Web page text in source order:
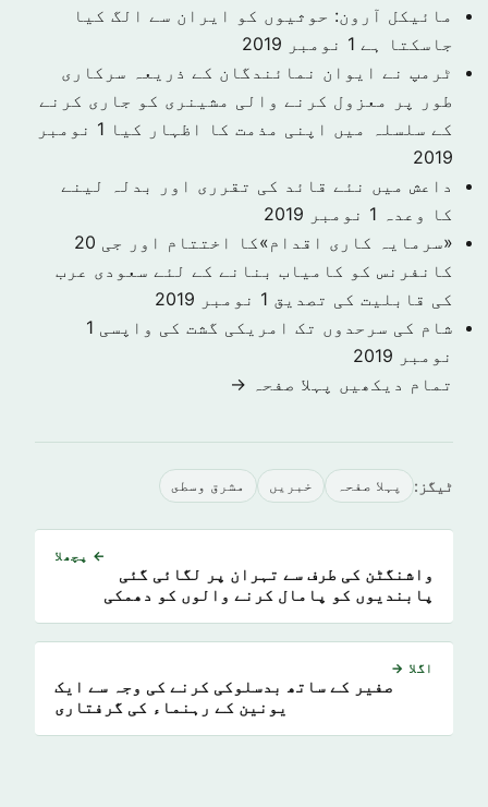
مائیکل آرون: حوثیوں کو ایران سے الگ کیا
جاسکتا ہے 1 نومبر 2019
ٹرمپ نے ایوان نمائندگان کے ذریعہ سرکاری
طور پر معزول کرنے والی مشینری کو جاری کرنے
کے سلسلہ میں اپنی مذمت کا اظہار کیا
1 نومبر
2019
داعش میں نئے قائد کی تقرری اور بدلہ لینے
کا وعدہ 1 نومبر 2019
«سرمایہ کاری اقدام»کا اختتام اور جی 20
کانفرنس کو کامیاب بنانے کے لئے سعودی عرب
کی قابلیت کی تصدیق 1 نومبر 2019
شام کی سرحدوں تک امریکی گشت کی واپسی 1
نومبر 2019
تمام دیکھیں پہلا صفحہ →
ٹیگز: پہلا صفحہ خبريں مشرق وسطى
← پچھلا
واشنگٹن کی طرف سے تہران پر لگائی گئی
پابندیوں کو پامال کرنے والوں کو دھمکی
اگلا →
صفیر کے ساتھ بدسلوکی کرنے کی وجہ سے ایک
یونین کے رہنماء کی گرفتاری